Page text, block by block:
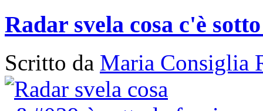
Radar svela cosa c'è
Scritto da Maria Consiglia